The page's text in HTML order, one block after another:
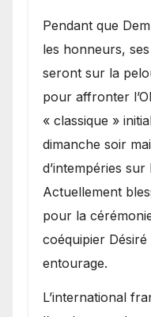
Pendant que
les honneurs,
seront sur la
pour affronter
« classique »
dimanche soir
d’intempéries
Actuellement
pour la
coéquipier
entourage.
L’international